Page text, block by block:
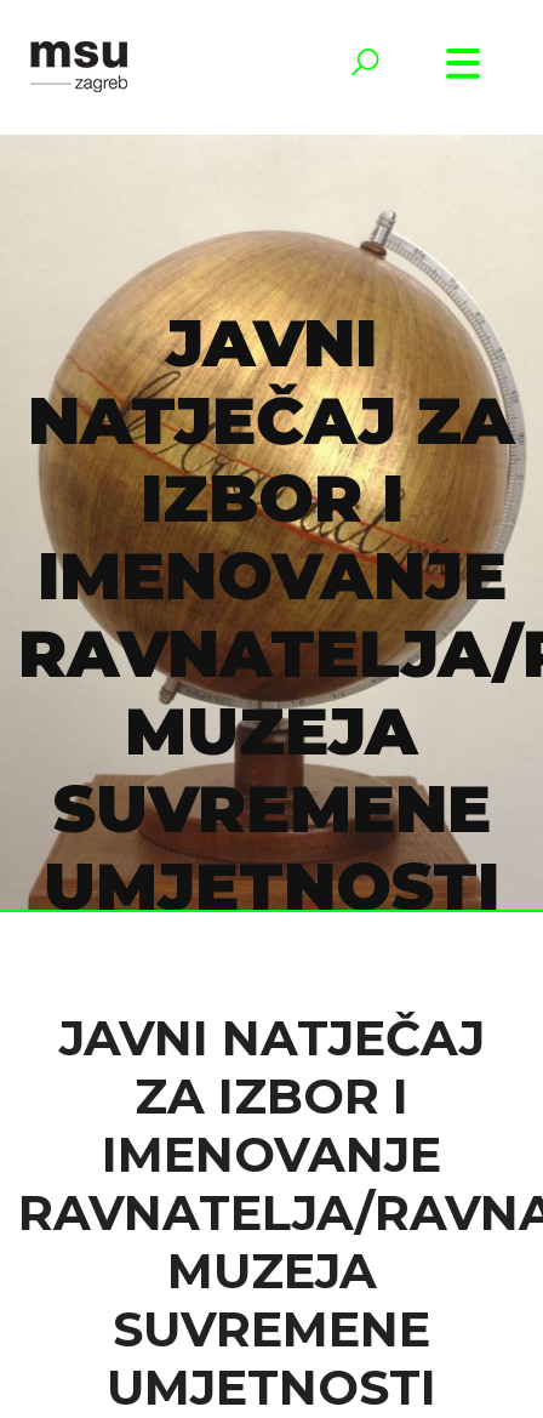
JAVNI
NATJEČAJ ZA
IZBOR I
IMENOVANJE
RAVNATELJA/
MUZEJA
SUVREMENE
UMJETNOSTI
JAVNI NATJEČAJ
ZA IZBOR I
IMENOVANJE
RAVNATELJA/
MUZEJA
SUVREMENE
UMJETNOSTI